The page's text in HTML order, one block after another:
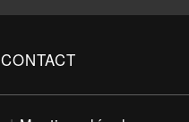
CONTACT